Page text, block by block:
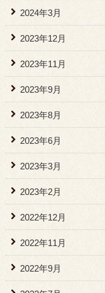
2024年3月
2023年12月
2023年11月
2023年9月
2023年8月
2023年6月
2023年3月
2023年2月
2022年12月
2022年11月
2022年9月